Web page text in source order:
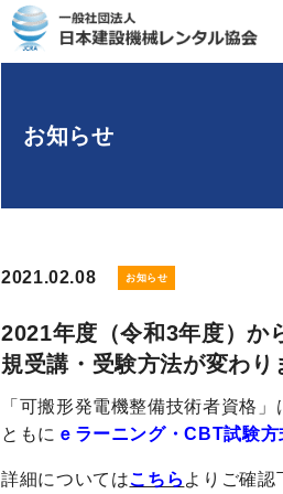
お知らせ
2021.02.08 お知らせ
2021年度（令和3年度）か
規受講・受験方法が変わり
「可搬形発電機整備技術者資格」
ともに ｅラーニング・CBT試験方
詳細についてはこちら よりご確認